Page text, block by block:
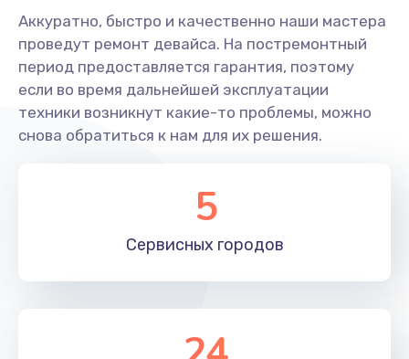
Замена жесткого диска
745 руб.
Заказать
Заказать
Замена вебкамеры
Аккуратно, быстро и качественно наши мастера
проведут ремонт девайса. На постремонтный
период предоставляется гарантия, поэтому
если во время дальнейшей эксплуатации
техники возникнут какие-то проблемы, можно
снова обратиться к нам для их решения.
5
Сервисных городов